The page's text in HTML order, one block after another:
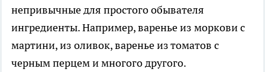
непривычные для простого обывателя
ингредиенты. Например, варенье из моркови с
мартини, из оливок, варенье из томатов с
черным перцем и многого другого.